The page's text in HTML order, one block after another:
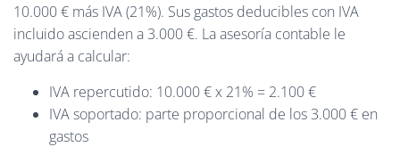
10.000 € más IVA (21%). Sus gastos deducibles con IVA
incluido ascienden a 3.000 €. La asesoría contable le
ayudará a calcular:
IVA repercutido: 10.000 € x 21% = 2.100 €
IVA soportado: parte proporcional de los 3.000 € en
gastos